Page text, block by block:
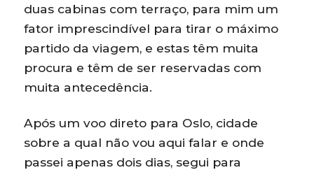
duas cabinas com terraço, para mim um
fator imprescindível para tirar o máximo
partido da viagem, e estas têm muita
procura e têm de ser reservadas com
muita antecedência.
Após um voo direto para Oslo, cidade
sobre a qual não vou aqui falar e onde
passei apenas dois dias, segui para